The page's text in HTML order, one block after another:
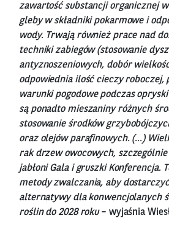
zawartość substancji organicznej
gleby w składniki pokarmowe i
wody. Trwają również prace nad
techniki zabiegów (stosowanie dysz
antyznoszeniowych, dobór
odpowiednia ilość cieczy roboczej,
warunki pogodowe podczas
są ponadto mieszaniny różnych
stosowanie środków
oraz olejów parafinowych. (…)
rak drzew owocowych,
jabłoni Gala i gruszki Konferencja.
metody zwalczania, aby
alternatywy dla konwencjolanych
roślin do 2028 roku– wyjaśnia